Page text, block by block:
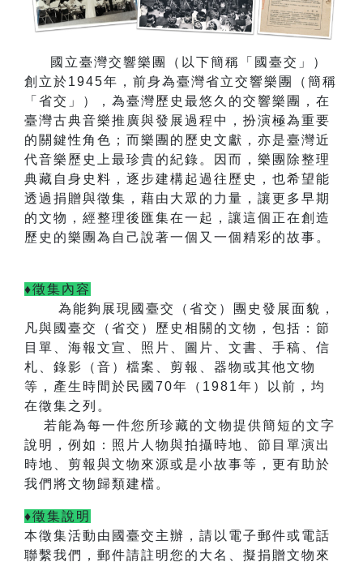
國立臺灣交響樂團（以下簡稱「國臺交」）
創立於1945年，前身為臺灣省立交響樂團（簡稱
「省交」），為臺灣歷史最悠久的交響樂團，在
臺灣古典音樂推廣與發展過程中，扮演極為重要
的關鍵性角色；而樂團的歷史文獻，亦是臺灣近
代音樂歷史上最珍貴的紀錄。因而，樂團除整理
典藏自身史料，逐步建構起過往歷史，也希望能
透過捐贈與徵集，藉由大眾的力量，讓更多早期
的文物，經整理後匯集在一起，讓這個正在創造
歷史的樂團為自己說著一個又一個精彩的故事。
♦徵集內容
為能夠展現國臺交（省交）團史發展面貌，
凡與國臺交（省交）歷史相關的文物，包括：節
目單、海報文宣、照片、圖片、文書、手稿、信
札、錄影（音）檔案、剪報、器物或其他文物
等，產生時間於民國 70年（ 1981年）以前，均
在徵集之列。
若能為每一件您所珍藏的文物提供簡短的文字
說明，例如：照片人物與拍攝時地、節目單演出
時地、剪報與文物來源或是小故事等，更有助於
我們將文物歸類建檔。
♦徵集說明
本徵集活動由國臺交主辦， 請以電子郵件或電話
聯繫我們，郵件請註明您的大名、擬捐贈文物來